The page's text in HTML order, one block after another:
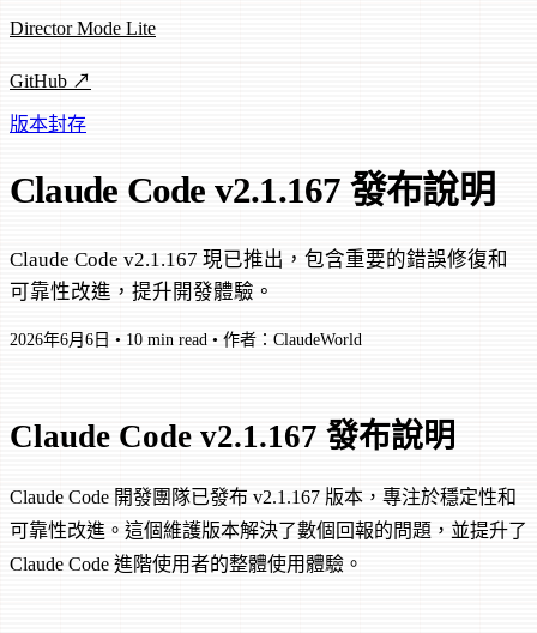
Director Mode Lite
GitHub ↗
版本封存
Claude Code v2.1.167 發布說明
Claude Code v2.1.167 現已推出，包含重要的錯誤修復和
可靠性改進，提升開發體驗。
2026年6月6日 • 10 min read • 作者：ClaudeWorld
Claude Code v2.1.167 發布說明
Claude Code 開發團隊已發布 v2.1.167 版本，專注於穩定性和
可靠性改進。這個維護版本解決了數個回報的問題，並提升了
Claude Code 進階使用者的整體使用體驗。